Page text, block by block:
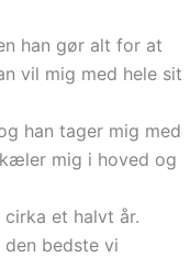
han gør alt for at
vil mig med hele sit
han tager mig med
mig i hoved og
et halvt år.
den bedste vi